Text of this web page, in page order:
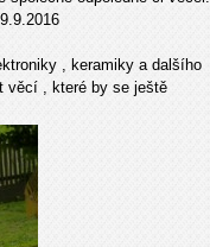
, keramiky a dalšího
věcí , které by se ještě